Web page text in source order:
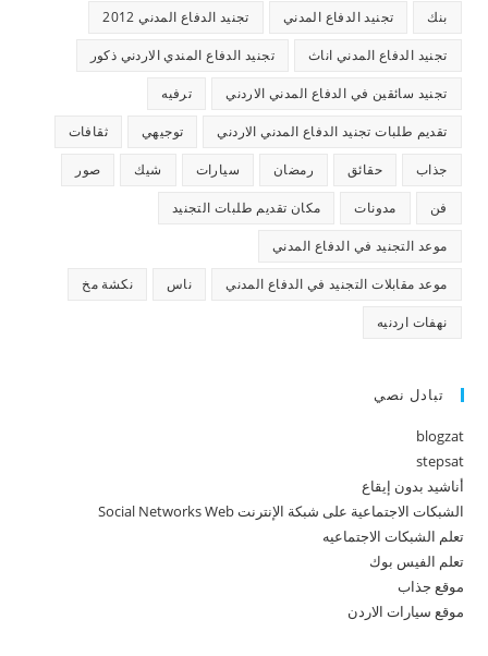
بنك تجنيد الدفاع المدني تجنيد الدفاع المدني 2012
تجنيد الدفاع المدني اناث تجنيد الدفاع المندي الاردني ذكور
تجنيد سائقين في الدفاع المدني الاردني ترفيه
تقديم طلبات تجنيد الدفاع المدني الاردني توجيهي ثقافات
جذاب حقائق رمضان سيارات شيك صور
فن مدونات مكان تقديم طلبات التجنيد
موعد التجنيد في الدفاع المدني
موعد مقابلات التجنيد في الدفاع المدني ناس نكشة مخ
نهفات اردنيه
تبادل نصي
blogzat
stepsat
أناشيد بدون إيقاع
الشبكات الاجتماعية على شبكة الإنترنت Social Networks Web
تعلم الشبكات الاجتماعيه
تعلم الفيس بوك
موقع جذاب
موقع سيارات الاردن